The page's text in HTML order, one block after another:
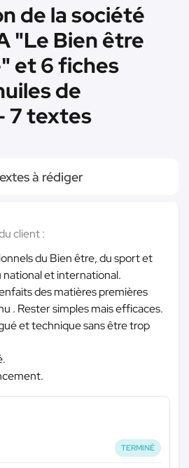
de la société
"Le Bien être
et 6 fiches
de
7 textes
à rédiger
client :
du Bien être, du sport et
national et international.
des matières premières
. Rester simples mais efficaces.
et technique sans être trop
TERMINÉ